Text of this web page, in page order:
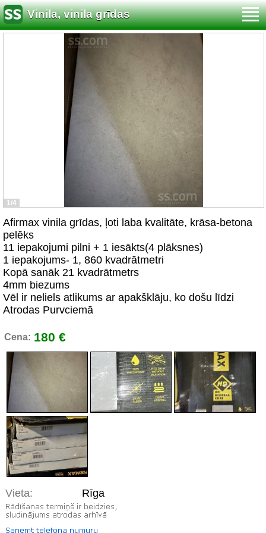
Vinila, vinila grīdas
1/4
Afirmax vinila grīdas, ļoti laba kvalitāte, krāsa-betona
pelēks
11 iepakojumi pilni + 1 iesākts(4 plāksnes)
1 iepakojums- 1, 860 kvadrātmetri
Kopā sanāk 21 kvadrātmetrs
4mm biezums
Vēl ir neliels atlikums ar apakšklāju, ko došu līdzi
Atrodas Purvciemā
Cena: 180 €
Vieta: Rīga